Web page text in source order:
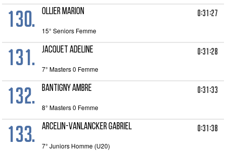
130. OLLIER MARION 0:31:27
15° Seniors Femme
131. JACQUET ADELINE 0:31:28
7° Masters 0 Femme
132. BANTIGNY AMBRE 0:31:33
8° Masters 0 Femme
133. ARCELIN-VANLANCKER GABRIEL 0:31:38
7° Juniors Homme (U20)